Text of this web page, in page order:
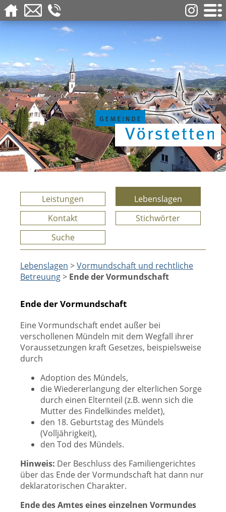
Leistungen
Lebenslagen
Kontakt
Stichwörter
Suche
Lebenslagen >Vormundschaft und rechtliche
Betreuung> Ende der Vormundschaft
Ende der Vormundschaft
Eine Vormundschaft endet außer bei
verschollenen Mündeln mit dem Wegfall ihrer
Voraussetzungen kraft Gesetzes, beispielsweise
durch
Adoption des Mündels,
die Wiedererlangung der elterlichen Sorge
durch einen Elternteil (z.B. wenn sich die
Mutter des Findelkindes meldet),
den 18. Geburtstag des Mündels
(Volljährigkeit),
den Tod des Mündels.
Hinweis: Der Beschluss des Familiengerichtes
über das Ende der Vormundschaft hat dann nur
deklaratorischen Charakter.
Ende des Amtes eines einzelnen Vormundes